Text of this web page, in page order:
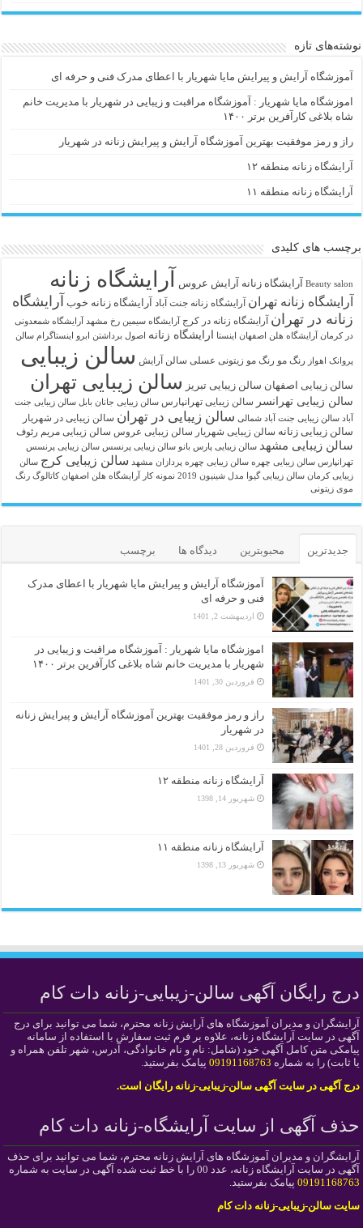
نوشته‌های تازه
آموزشگاه آرایش و پیرایش مایا شهریار با اعطای مدرک فنی و حرفه ای
اموزشگاه مایا شهریار : آموزشگاه مراقبت و زیبایی در شهریار با مدیریت خانم
شاه بلاغی کارآفرین برتر ۱۴۰۰
راز و رمز موفقیت بهترین آموزشگاه آرایش و پیرایش زنانه در شهریار
آرایشگاه زنانه منطقه ۱۲
آرایشگاه زنانه منطقه ۱۱
برچسب های کلیدی
Beauty salon آرايشگاه زنانه آرایش عروس آرایشگاه زنانه
آرایشگاه زنانه تهران آرایشگاه زنانه جنت آباد آرایشگاه زنانه خوب آرایشگاه
زنانه در تهران آرایشگاه زنانه در کرج آرایشگاه سیمین رخ مشهد
آرایشگاه شمعدونی
در کرمان آرایشگاه هلن اصفهان اینستا ارایشگاه زنانه اصول برداشتن ابرو اینستاگرام سالن
پروانک اهواز رنگ مو رنگ مو زیتونی عسلی سالن آرایش سالن زیبایی
سالن زیبایی اصفهان سالن زیبایی تبریز سالن زیبایی تهران
سالن زیبایی تهرانسر سالن زیبایی تهرانپارس سالن زیبایی جانان بابل سالن زیبایی جنت
آباد سالن زیبایی جنت آباد شمالی سالن زیبایی در تهران سالن زیبایی در شهریار
سالن زیبایی زنانه سالن زیبایی شهریار سالن زیبایی عروس سالن زیبایی مریم رئوف
سالن زیبایی مشهد سالن زیبایی پارس بانو سالن زیبایی پرنسس سالن زیبایی پرنسس
تهرانپارس سالن زیبایی چهره سالن زیبایی چهره پردازان مشهد سالن زیبایی کرج سالن
زیبایی کرمان سالن زیبایی گیوا مدل شینیون 2019 نمونه کار آرایشگاه هلن اصفهان کاتالوگ رنگ
موی زیتونی
جدیدترین محبوبترین دیدگاه ها برچسب
آموزشگاه آرایش و پیرایش مایا شهریار با اعطای مدرک
فنی و حرفه ای
اردیبهشت 2, 1401
اموزشگاه مایا شهریار : آموزشگاه مراقبت و زیبایی در
شهریار با مدیریت خانم شاه بلاغی کارآفرین برتر ۱۴۰۰
فروردین 30, 1401
راز و رمز موفقیت بهترین آموزشگاه آرایش و پیرایش زنانه
در شهریار
فروردین 28, 1401
آرایشگاه زنانه منطقه ۱۲
شهریور 14, 1398
آرایشگاه زنانه منطقه ۱۱
شهریور 13, 1398
درج رایگان آگهی سالن-زیبایی-زنانه دات کام
آرایشگران و مدیران آموزشگاه های آرایش زنانه محترم، شما می توانید برای درج
آگهی در سایت آرایشگاه زنانه، علاوه بر فرم ثبت سفارش با استفاده از سامانه
پیامکی متن کامل آگهی خود (شامل: نام و نام خانوادگی، آدرس، شهر تلفن همراه و
یا ثابت) را به شماره 09191168763 پیامک بفرستید.
درج آگهی در سایت آگهی سالن-زیبایی-زنانه رایگان است.
حذف آگهی از سایت آرایشگاه-زنانه دات کام
آرایشگران و مدیران آموزشگاه های آرایش زنانه محترم، شما می توانید برای حذف
آگهی در سایت آرایشگاه زنانه، عدد 00 را با خط ثبت شده آگهی در سایت به شماره
09191168763 پیامک بفرستید.
سایت سالن-زیبایی-زنانه دات کام